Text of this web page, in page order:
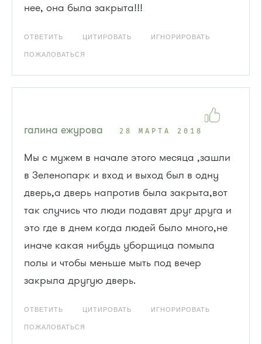
нее, она была закрыта!!!
ОТВЕТИТЬ ЦИТИРОВАТЬ ИГНОРИРОВАТЬ
ПОЖАЛОВАТЬСЯ
галина ежурова 28 МАРТА 2018
Мы с мужем в начале этого месяца ,зашли
в Зеленопарк и вход и выход был в одну
дверь,а дверь напротив была закрыта,вот
так случись что люди подавят друг друга и
это где в днем когда людей было много,не
иначе какая нибудь уборщица помыла
полы и чтобы меньше мыть под вечер
закрыла другую дверь.
ОТВЕТИТЬ ЦИТИРОВАТЬ ИГНОРИРОВАТЬ
ПОЖАЛОВАТЬСЯ